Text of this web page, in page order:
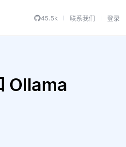
45.5k 联系我们 登录
Ollama